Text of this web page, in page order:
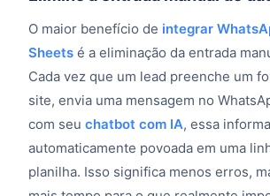
O maior benefício de integrar
Sheets é a eliminação da entrada
Cada vez que um lead preenche um
site, envia uma mensagem no
com seu chatbot com IA, essa
automaticamente povoada em uma
planilha. Isso significa menos erros,